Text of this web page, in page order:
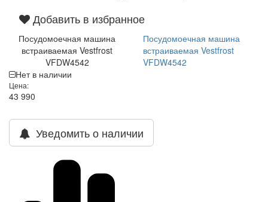
Добавить в избранное
Посудомоечная машина
встраиваемая Vestfrost
VFDW4542
Посудомоечная машина
встраиваемая Vestfrost
VFDW4542
Нет в наличии
Цена:
43 990
Уведомить о наличии